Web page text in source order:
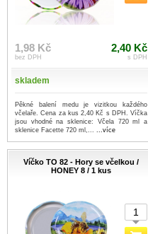
1,98 Kč
bez DPH
2,40 Kč
s DPH
skladem
Pěkné balení medu je vizitkou každého
včelaře. Cena za kus 2,40 Kč s DPH. Víčka
jsou vhodné na sklenice: Včela 720 ml a
sklenice Facette 720 ml,... ...více
Víčko TO 82 - Hory se včelkou /
HONEY 8 / 1 kus